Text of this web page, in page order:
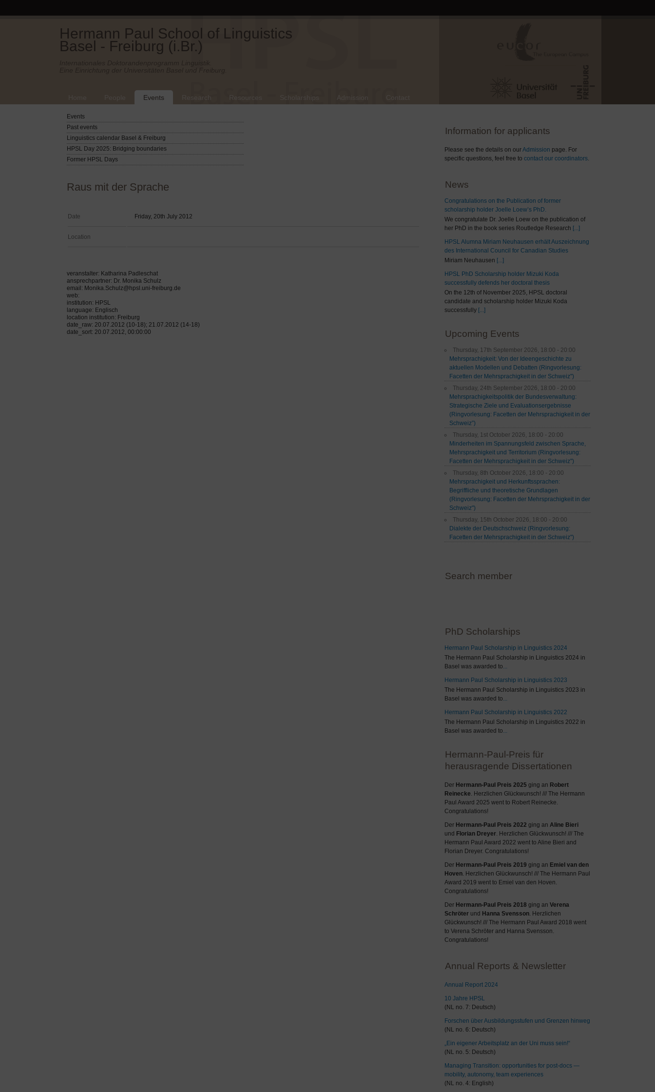
Hermann Paul School of Linguistics
Basel - Freiburg (i.Br.)
Events
Events
Past events
Linguistics calendar Basel & Freiburg
HPSL Day 2025: Bridging boundaries
Former HPSL Days
Raus mit der Sprache
Date Friday, 20th July 2012
Location
veranstalter: Katharina Padleschat
ansprechpartner: Dr. Monika Schulz
email: Monika.Schulz@hpsl.uni-freiburg.de
web:
institution: HPSL
language: Englisch
location institution: Freiburg
date_raw: 20.07.2012 (10-18); 21.07.2012 (14-18)
date_sort: 20.07.2012, 00:00:00
Information for applicants
Please see the details on ourAdmission page. For
specific questions, feel free to contact our coordinators.
News
Congratulations on the Publication of former
scholarship holder Joelle Loew’s PhD.
We congratulate Dr. Joelle Loew on the publication of
her PhD in the book series Routledge Research [...]
HPSL Alumna Miriam Neuhausen erhält Auszeichnung
des International Council for Canadian Studies
Miriam Neuhausen [...]
HPSL PhD Scholarship holder Mizuki Koda
successfully defends her doctoral thesis
On the 12th of November 2025, HPSL doctoral
candidate and scholarship holder Mizuki Koda
successfully [...]
Upcoming Events
Thursday, 17th September 2026, 18:00 - 20:00
Mehrsprachigkeit: Von der Ideengeschichte zu
aktuellen Modellen und Debatten (Ringvorlesung:
Facetten der Mehrsprachigkeit in der Schweiz")
Thursday, 24th September 2026, 18:00 - 20:00
Mehrsprachigkeitspolitik der Bundesverwaltung:
Strategische Ziele und Evaluationsergebnisse
(Ringvorlesung: Facetten der Mehrsprachigkeit in der
Schweiz”)
Thursday, 1st October 2026, 18:00 - 20:00
Minderheiten im Spannungsfeld zwischen Sprache,
Mehrsprachigkeit und Territorium (Ringvorlesung:
Facetten der Mehrsprachigkeit in der Schweiz")
Thursday, 8th October 2026, 18:00 - 20:00
Mehrsprachigkeit und Herkunftssprachen:
Begriffliche und theoretische Grundlagen
(Ringvorlesung: Facetten der Mehrsprachigkeit in der
Schweiz")
Thursday, 15th October 2026, 18:00 - 20:00
Dialekte der Deutschschweiz (Ringvorlesung:
Facetten der Mehrsprachigkeit in der Schweiz")
Search member
PhD Scholarships
Hermann Paul Scholarship in Linguistics 2024
The Hermann Paul Scholarship in Linguistics 2024 in
Basel was awarded to...
Hermann Paul Scholarship in Linguistics 2023
The Hermann Paul Scholarship in Linguistics 2023 in
Basel was awarded to...
Hermann Paul Scholarship in Linguistics 2022
The Hermann Paul Scholarship in Linguistics 2022 in
Basel was awarded to...
Hermann-Paul-Preis für
herausragende Dissertationen
Der Hermann-Paul Preis 2025 ging an Robert
Reinecke. Herzlichen Glückwunsch! /// The Hermann
Paul Award 2025 went to Robert Reinecke.
Congratulations!
Der Hermann-Paul Preis 2022 ging an Aline Bieri
und Florian Dreyer. Herzlichen Glückwunsch! /// The
Hermann Paul Award 2022 went to Aline Bieri and
Florian Dreyer. Congratulations!
Der Hermann-Paul Preis 2019 ging an Emiel van den
Hoven. Herzlichen Glückwunsch! /// The Hermann Paul
Award 2019 went to Emiel van den Hoven.
Congratulations!
Der Hermann-Paul Preis 2018 ging an Verena
Schröter und Hanna Svensson. Herzlichen
Glückwunsch! /// The Hermann Paul Award 2018 went
to Verena Schröter and Hanna Svensson.
Congratulations!
Annual Reports & Newsletter
Annual Report 2024
10 Jahre HPSL
(NL no. 7: Deutsch)
Forschen über Ausbildungsstufen und Grenzen hinweg
(NL no. 6: Deutsch)
„Ein eigener Arbeitsplatz an der Uni muss sein!“
(NL no. 5: Deutsch)
Managing Transition: opportunities for post-docs —
mobility, autonomy, team experiences
(NL no. 4: English)